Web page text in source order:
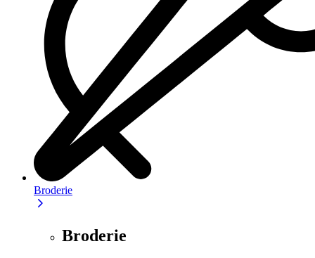
Broderie
Broderie